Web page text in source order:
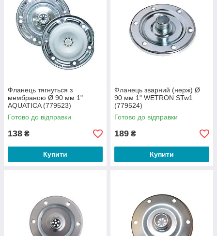
Фланець тягнуться з
мембраною Ø 90 мм 1"
AQUATICA (779523)
Готово до відправки
138 ₴
Купити
Фланець зварний (нерж) Ø
90 мм 1" WETRON STw1
(779524)
Готово до відправки
189 ₴
Купити